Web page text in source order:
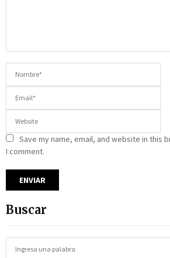
Save my name, email, and website in this
I comment.
Buscar